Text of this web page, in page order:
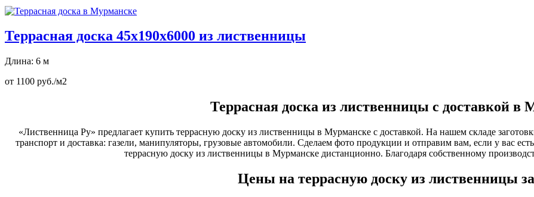
Террасная доска 45х190х6000 из лиственницы
Длина: 6 м
от 1100 руб./м2
Террасная доска из лиственницы с доставкой в
«Лиственница Ру» предлагает купить террасную доску из лиственницы в Мурманске с доставкой. На нашем складе
транспорт и доставка: газели, манипуляторы, грузовые автомобили. Сделаем фото продукции и отправим вам, если у вас
террасную доску из лиственницы в Мурманске дистанционно. Благодаря собственному
Цены на террасную доску из лиственницы